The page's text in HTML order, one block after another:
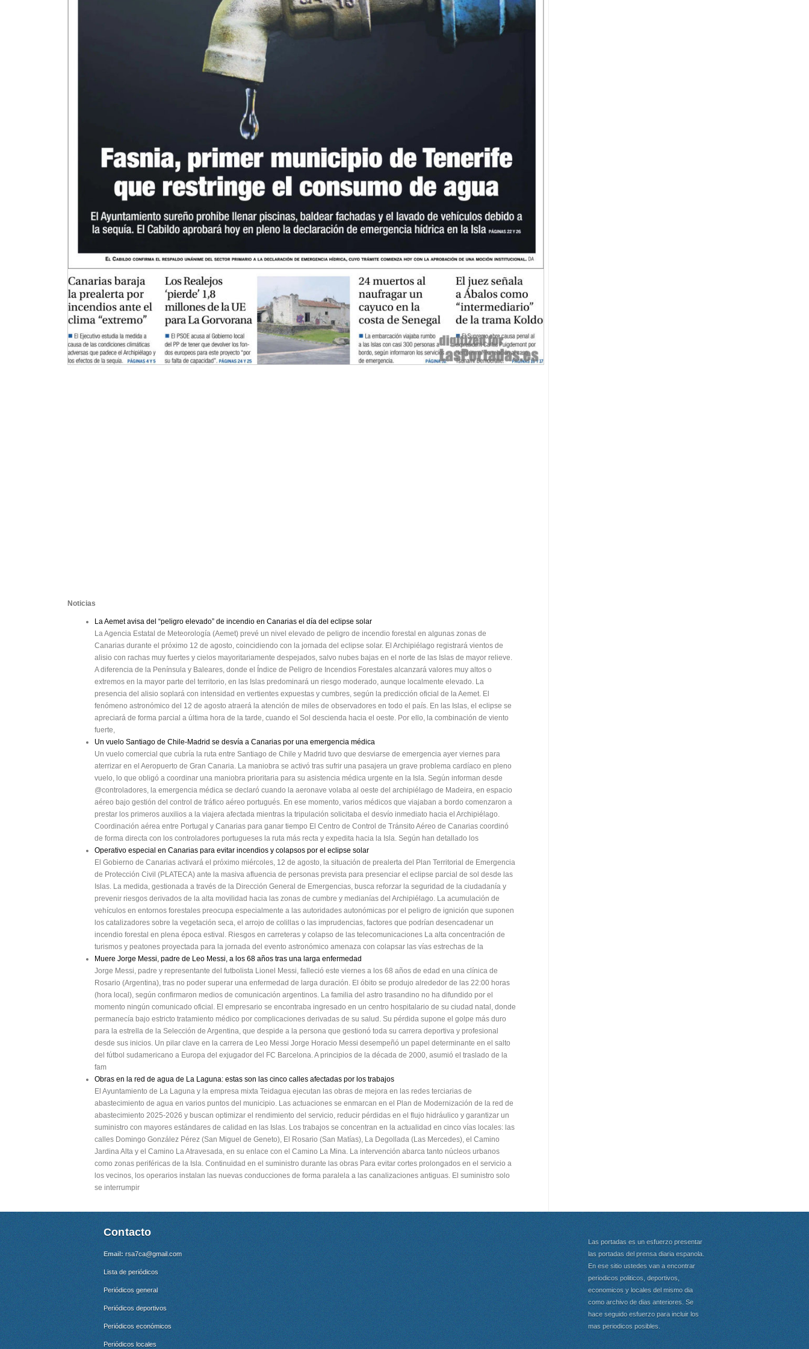
Noticias
La Aemet avisa del “peligro elevado” de incendio en Canarias el día del eclipse solar
La Agencia Estatal de Meteorología (Aemet) prevé un nivel elevado de peligro de incendio forestal en algunas zonas de
Canarias durante el próximo 12 de agosto, coincidiendo con la jornada del eclipse solar. El Archipiélago registrará vientos de
alisio con rachas muy fuertes y cielos mayoritariamente despejados, salvo nubes bajas en el norte de las Islas de mayor relieve.
A diferencia de la Península y Baleares, donde el Índice de Peligro de Incendios Forestales alcanzará valores muy altos o
extremos en la mayor parte del territorio, en las Islas predominará un riesgo moderado, aunque localmente elevado. La
presencia del alisio soplará con intensidad en vertientes expuestas y cumbres, según la predicción oficial de la Aemet. El
fenómeno astronómico del 12 de agosto atraerá la atención de miles de observadores en todo el país. En las Islas, el eclipse se
apreciará de forma parcial a última hora de la tarde, cuando el Sol descienda hacia el oeste. Por ello, la combinación de viento
fuerte,
Un vuelo Santiago de Chile-Madrid se desvía a Canarias por una emergencia médica
Un vuelo comercial que cubría la ruta entre Santiago de Chile y Madrid tuvo que desviarse de emergencia ayer viernes para
aterrizar en el Aeropuerto de Gran Canaria. La maniobra se activó tras sufrir una pasajera un grave problema cardíaco en pleno
vuelo, lo que obligó a coordinar una maniobra prioritaria para su asistencia médica urgente en la Isla. Según informan desde
@controladores, la emergencia médica se declaró cuando la aeronave volaba al oeste del archipiélago de Madeira, en espacio
aéreo bajo gestión del control de tráfico aéreo portugués. En ese momento, varios médicos que viajaban a bordo comenzaron a
prestar los primeros auxilios a la viajera afectada mientras la tripulación solicitaba el desvío inmediato hacia el Archipiélago.
Coordinación aérea entre Portugal y Canarias para ganar tiempo El Centro de Control de Tránsito Aéreo de Canarias coordinó
de forma directa con los controladores portugueses la ruta más recta y expedita hacia la Isla. Según han detallado los
Operativo especial en Canarias para evitar incendios y colapsos por el eclipse solar
El Gobierno de Canarias activará el próximo miércoles, 12 de agosto, la situación de prealerta del Plan Territorial de Emergencia
de Protección Civil (PLATECA) ante la masiva afluencia de personas prevista para presenciar el eclipse parcial de sol desde las
Islas. La medida, gestionada a través de la Dirección General de Emergencias, busca reforzar la seguridad de la ciudadanía y
prevenir riesgos derivados de la alta movilidad hacia las zonas de cumbre y medianías del Archipiélago. La acumulación de
vehículos en entornos forestales preocupa especialmente a las autoridades autonómicas por el peligro de ignición que suponen
los catalizadores sobre la vegetación seca, el arrojo de colillas o las imprudencias, factores que podrían desencadenar un
incendio forestal en plena época estival. Riesgos en carreteras y colapso de las telecomunicaciones La alta concentración de
turismos y peatones proyectada para la jornada del evento astronómico amenaza con colapsar las vías estrechas de la
Muere Jorge Messi, padre de Leo Messi, a los 68 años tras una larga enfermedad
Jorge Messi, padre y representante del futbolista Lionel Messi, falleció este viernes a los 68 años de edad en una clínica de
Rosario (Argentina), tras no poder superar una enfermedad de larga duración. El óbito se produjo alrededor de las 22:00 horas
(hora local), según confirmaron medios de comunicación argentinos. La familia del astro trasandino no ha difundido por el
momento ningún comunicado oficial. El empresario se encontraba ingresado en un centro hospitalario de su ciudad natal, donde
permanecía bajo estricto tratamiento médico por complicaciones derivadas de su salud. Su pérdida supone el golpe más duro
para la estrella de la Selección de Argentina, que despide a la persona que gestionó toda su carrera deportiva y profesional
desde sus inicios. Un pilar clave en la carrera de Leo Messi Jorge Horacio Messi desempeñó un papel determinante en el salto
del fútbol sudamericano a Europa del exjugador del FC Barcelona. A principios de la década de 2000, asumió el traslado de la
fam
Obras en la red de agua de La Laguna: estas son las cinco calles afectadas por los trabajos
El Ayuntamiento de La Laguna y la empresa mixta Teidagua ejecutan las obras de mejora en las redes terciarias de
abastecimiento de agua en varios puntos del municipio. Las actuaciones se enmarcan en el Plan de Modernización de la red de
abastecimiento 2025-2026 y buscan optimizar el rendimiento del servicio, reducir pérdidas en el flujo hidráulico y garantizar un
suministro con mayores estándares de calidad en las Islas. Los trabajos se concentran en la actualidad en cinco vías locales: las
calles Domingo González Pérez (San Miguel de Geneto), El Rosario (San Matías), La Degollada (Las Mercedes), el Camino
Jardina Alta y el Camino La Atravesada, en su enlace con el Camino La Mina. La intervención abarca tanto núcleos urbanos
como zonas periféricas de la Isla. Continuidad en el suministro durante las obras Para evitar cortes prolongados en el servicio a
los vecinos, los operarios instalan las nuevas conducciones de forma paralela a las canalizaciones antiguas. El suministro solo
se interrumpir
Contacto
Email: rsa7ca@gmail.com
Lista de periódicos
Periódicos general
Periódicos deportivos
Periódicos económicos
Periódicos locales
Las portadas es un esfuerzo presentar
las portadas del prensa diaria espanola.
En ese sitio ustedes van a encontrar
periodicos politicos, deportivos,
economicos y locales del mismo dia
como archivo de dias anteriores. Se
hace seguido esfuerzo para incluir los
mas periodicos posibles.